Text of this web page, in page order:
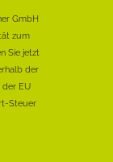
GmbH
zum
Sie jetzt
der
der EU
Steuer